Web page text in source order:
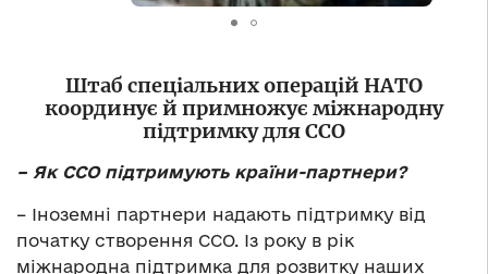
Штаб спеціальних операцій НАТО
координує й примножує міжнародну
підтримку для ССО
– Як ССО підтримують країни-партнери?
– Іноземні партнери надають підтримку від
початку створення ССО. Із року в рік
міжнародна підтримка для розвитку наших